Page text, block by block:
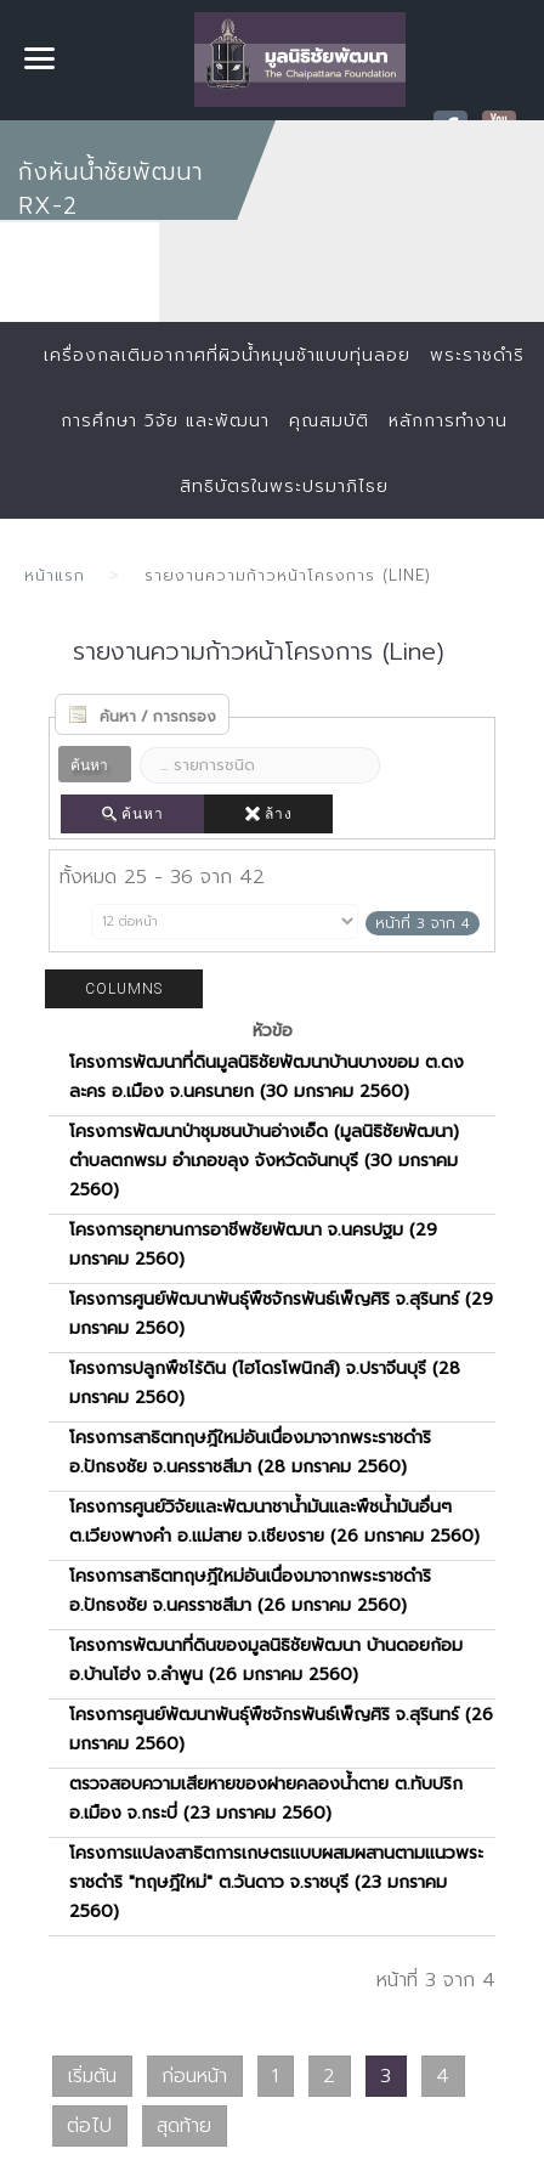
กังหันน้ำชัยพัฒนา
RX-2
เครื่องกลเติมอากาศที่ผิวน้ำหมุนช้าแบบทุ่นลอย พระราชดำริ
การศึกษา วิจัย และพัฒนา คุณสมบัติ หลักการทำงาน
สิทธิบัตรในพระปรมาภิไธย
หน้าแรก รายงานความก้าวหน้าโครงการ (LINE)
รายงานความก้าวหน้าโครงการ (Line)
ค้นหา / การกรอง
ค้นหา
ค้นหา ล้าง
ทั้งหมด 25 - 36 จาก 42
หน้าที่ 3 จาก 4
หัวข้อ
โครงการพัฒนาที่ดินมูลนิธิชัยพัฒนาบ้านบางขอม ต.ดง
ละคร อ.เมือง จ.นครนายก (30 มกราคม 2560)
โครงการพัฒนาป่าชุมชนบ้านอ่างเอ็ด (มูลนิธิชัยพัฒนา)
ตำบลตกพรม อำเภอขลุง จังหวัดจันทบุรี (30 มกราคม
2560)
โครงการอุทยานการอาชีพชัยพัฒนา จ.นครปฐม (29
มกราคม 2560)
โครงการศูนย์พัฒนาพันธุ์พืชจักรพันธ์เพ็ญศิริ จ.สุรินทร์ (29
มกราคม 2560)
โครงการปลูกพืชไร้ดิน (ไฮโดรโพนิกส์) จ.ปราจีนบุรี (28
มกราคม 2560)
โครงการสาธิตทฤษฎีใหม่อันเนื่องมาจากพระราชดำริ
อ.ปักธงชัย จ.นครราชสีมา (28 มกราคม 2560)
โครงการศูนย์วิจัยและพัฒนาชาน้ำมันและพืชน้ำมันอื่นๆ
ต.เวียงพางคำ อ.แม่สาย จ.เชียงราย (26 มกราคม 2560)
โครงการสาธิตทฤษฎีใหม่อันเนื่องมาจากพระราชดำริ
อ.ปักธงชัย จ.นครราชสีมา (26 มกราคม 2560)
โครงการพัฒนาที่ดินของมูลนิธิชัยพัฒนา บ้านดอยก้อม
อ.บ้านโฮ่ง จ.ลำพูน (26 มกราคม 2560)
โครงการศูนย์พัฒนาพันธุ์พืชจักรพันธ์เพ็ญศิริ จ.สุรินทร์ (26
มกราคม 2560)
ตรวจสอบความเสียหายของฝายคลองน้ำตาย ต.ทับปริก
อ.เมือง จ.กระบี่ (23 มกราคม 2560)
โครงการแปลงสาธิตการเกษตรแบบผสมผสานตามแนวพระ
ราชดำริ "ทฤษฎีใหม่" ต.วันดาว จ.ราชบุรี (23 มกราคม
2560)
หน้าที่ 3 จาก 4
เริ่มต้น ก่อนหน้า 1 2 3
4
ต่อไป
สุดท้าย